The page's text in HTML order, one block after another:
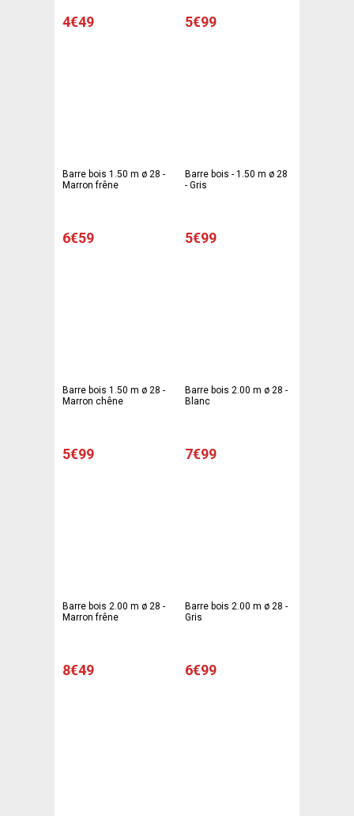
4€49 5€99
Barre bois 1.50 m ø 28 -
Marron frêne
6€59
Barre bois - 1.50 m ø 28
- Gris
5€99
Barre bois 1.50 m ø 28 -
Marron chêne
5€99
Barre bois 2.00 m ø 28 -
Blanc
7€99
Barre bois 2.00 m ø 28 -
Marron frêne
8€49
Barre bois 2.00 m ø 28 -
Gris
6€99